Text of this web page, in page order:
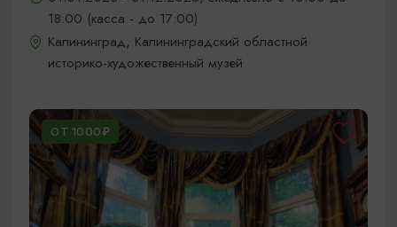
18:00 (касса - до 17:00)
Калининград, Калининградский областной
историко-художественный музей
ОТ 1000₽